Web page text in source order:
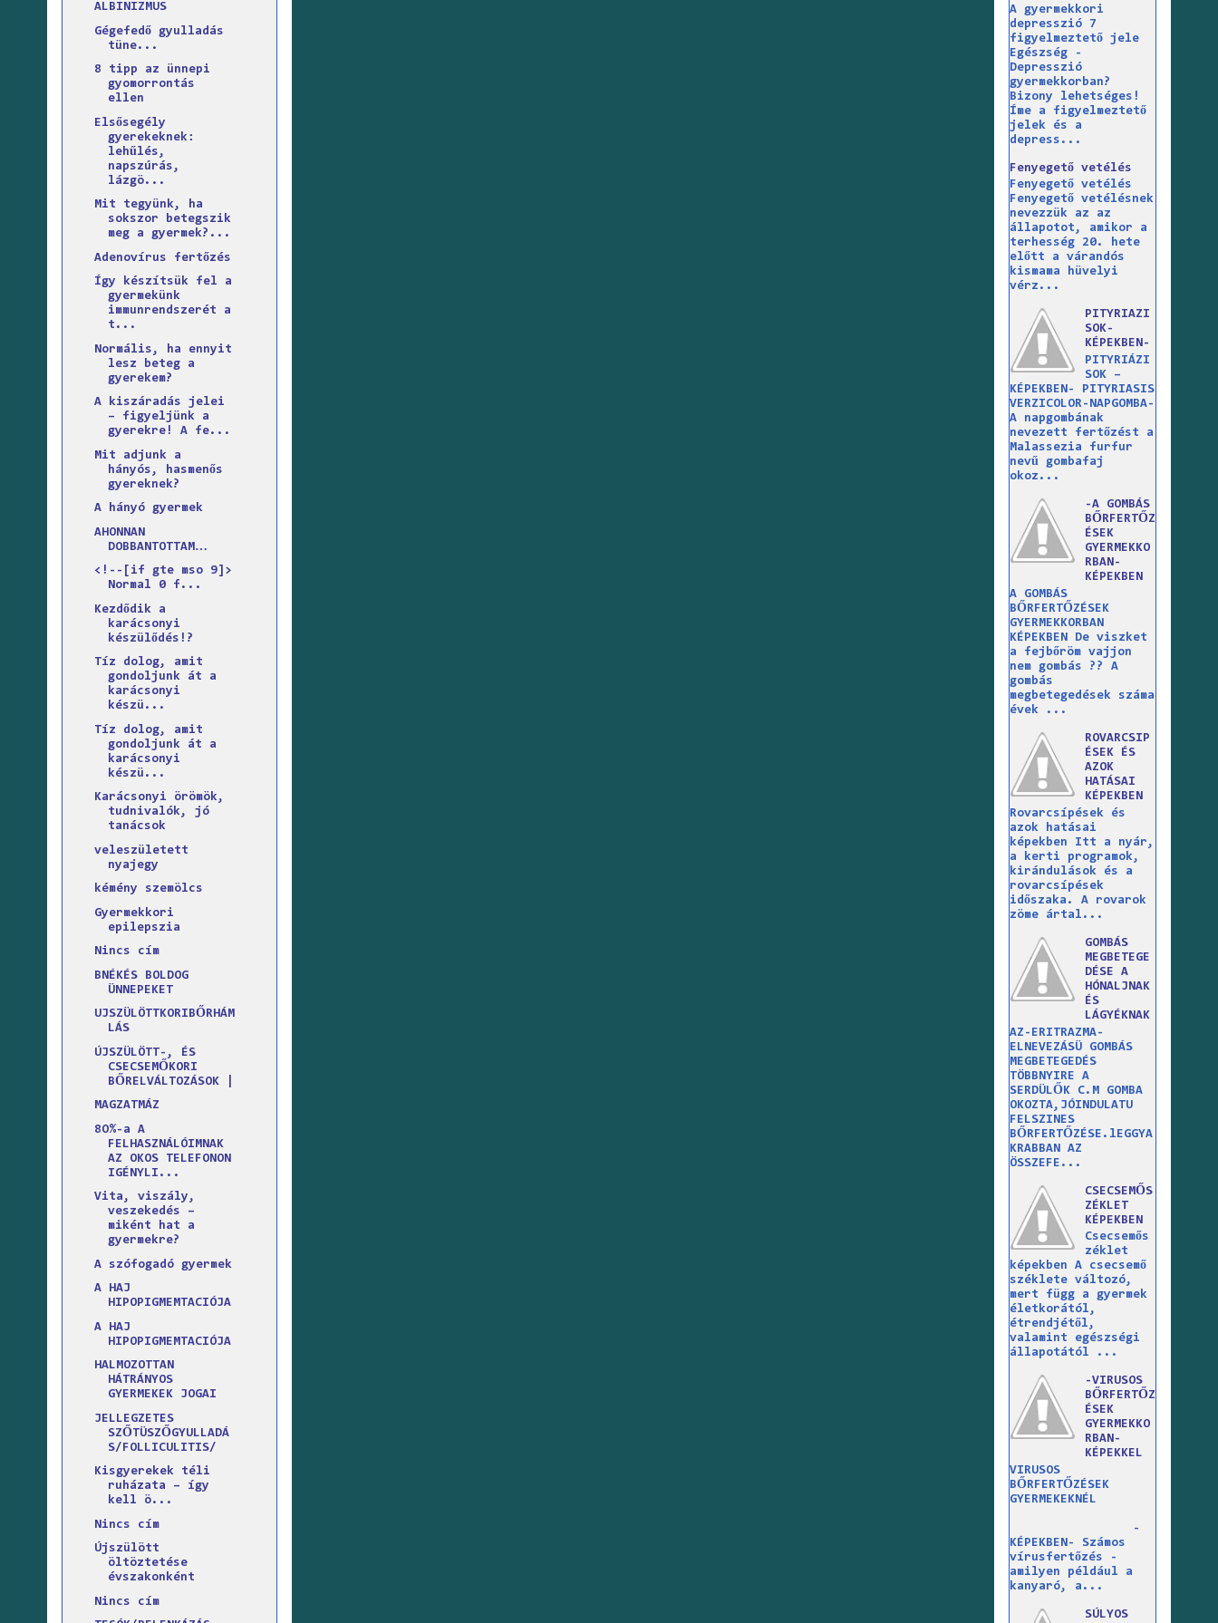
ALBINIZMUS
Gégefedő gyulladás
tüne...
8 tipp az ünnepi
gyomorrontás
ellen
Elsősegély
gyerekeknek:
lehűlés,
napszúrás,
lázgö...
Mit tegyünk, ha
sokszor betegszik
meg a gyermek?...
Adenovírus fertőzés
Így készítsük fel a
gyermekünk
immunrendszerét a
t...
Normális, ha ennyit
lesz beteg a
gyerekem?
A kiszáradás jelei
– figyeljünk a
gyerekre! A fe...
Mit adjunk a
hányós, hasmenős
gyereknek?
A hányó gyermek
AHONNAN
DOBBANTOTTAM…
<!--[if gte mso 9]>
Normal 0 f...
Kezdődik a
karácsonyi
készülődés!?
Tíz dolog, amit
gondoljunk át a
karácsonyi
készü...
Tíz dolog, amit
gondoljunk át a
karácsonyi
készü...
Karácsonyi örömök,
tudnivalók, jó
tanácsok
veleszületett
nyajegy
kémény szemölcs
Gyermekkori
epilepszia
Nincs cím
BNÉKÉS BOLDOG
ÜNNEPEKET
UJSZÜLÖTTKORIBŐRHÁM
LÁS
ÚJSZÜLÖTT-, ÉS
CSECSEMŐKORI
BŐRELVÁLTOZÁSOK |
MAGZATMÁZ
8O%-a A
FELHASZNÁLÓIMNAK
AZ OKOS TELEFONON
IGÉNYLI...
Vita, viszály,
veszekedés –
miként hat a
gyermekre?
A szófogadó gyermek
A HAJ
HIPOPIGMEMTACIÓJA
A HAJ
HIPOPIGMEMTACIÓJA
HALMOZOTTAN
HÁTRÁNYOS
GYERMEKEK JOGAI
JELLEGZETES
SZŐTÜSZŐGYULLADÁ
S/FOLLICULITIS/
Kisgyerekek téli
ruházata – így
kell ö...
Nincs cím
Újszülött
öltöztetése
évszakonként
Nincs cím
A gyermekkori
depresszió 7
figyelmeztető jele
Egészség -
Depresszió
gyermekkorban?
Bizony lehetséges!
Íme a figyelmeztető
jelek és a
depress...
Fenyegető vetélés
Fenyegető vetélés
Fenyegető vetélésnek
nevezzük az az
állapotot, amikor a
terhesség 20. hete
előtt a várandós
kismama hüvelyi
vérz...
PITYRIAZI
SOK-
KÉPEKBEN-
PITYRIÁZI
SOK –
KÉPEKBEN- PITYRIASIS
VERZICOLOR-NAPGOMBA-
A napgombának
nevezett fertőzést a
Malassezia furfur
nevű gombafaj
okoz...
-A GOMBÁS
BŐRFERTŐZ
ÉSEK
GYERMEKKO
RBAN-
KÉPEKBEN
A GOMBÁS
BŐRFERTŐZÉSEK
GYERMEKKORBAN
KÉPEKBEN De viszket
a fejbőröm vajjon
nem gombás ?? A
gombás
megbetegedések száma
évek ...
ROVARCSIP
ÉSEK ÉS
AZOK
HATÁSAI
KÉPEKBEN
Rovarcsípések és
azok hatásai
képekben Itt a nyár,
a kerti programok,
kirándulások és a
rovarcsípések
időszaka. A rovarok
zöme ártal...
GOMBÁS
MEGBETEGE
DÉSE A
HÓNALJNAK
ÉS
LÁGYÉKNAK
AZ-ERITRAZMA-
ELNEVEZÁSÜ GOMBÁS
MEGBETEGEDÉS
TÖBBNYIRE A
SERDÜLŐK C.M GOMBA
OKOZTA,JÓINDULATU
FELSZINES
BŐRFERTŐZÉSE.lEGGYA
KRABBAN AZ
ÖSSZEFE...
CSECSEMŐS
ZÉKLET
KÉPEKBEN
Csecsemős
zéklet
képekben A csecsemő
széklete változó,
mert függ a gyermek
életkorától,
étrendjétől,
valamint egészségi
állapotától ...
-VIRUSOS
BŐRFERTŐZ
ÉSEK
GYERMEKKO
RBAN-
KÉPEKKEL
VIRUSOS
BŐRFERTŐZÉSEK
GYERMEKEKNÉL
-
KÉPEKBEN- Számos
vírusfertőzés -
amilyen például a
kanyaró, a...
SÚLYOS